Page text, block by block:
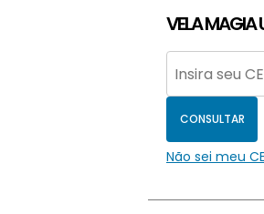
VELA MAGIA
CONSULTAR
Não sei meu